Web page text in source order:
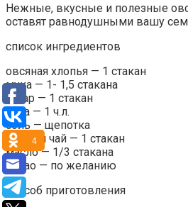
Нежные, вкусные и полезные
оставят равнодушными вашу
список ингредиентов
овсяная хлопья — 1 стакан
мука — 1- 1,5 стакана
сахар — 1 стакан
сода — 1 ч.л.
соль — щепотка
черный чай — 1 стакан
масло — 1/3 стакана
какао — по желанию
способ приготовления
4